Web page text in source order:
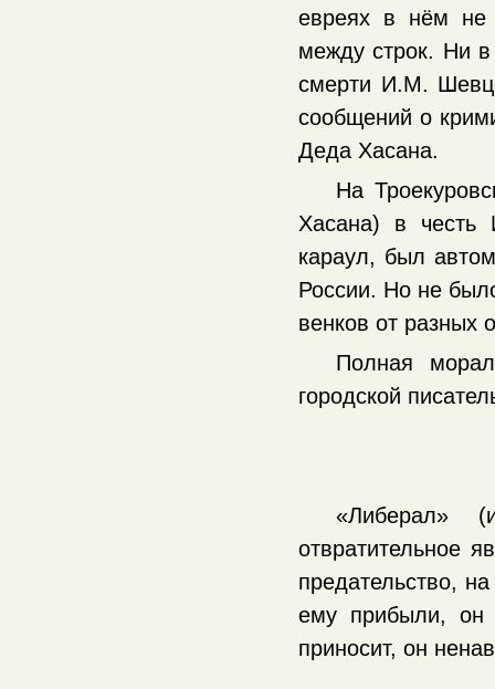
евреях в нём не
между строк. Ни
смерти И.М.
сообщений о
Деда Хасана.
На
Хасана) в
караул, был
России. Но не
венков от разных
Полная
городской
«Либерал»
отвратительное
предательство,
ему прибыли, он
приносит, он